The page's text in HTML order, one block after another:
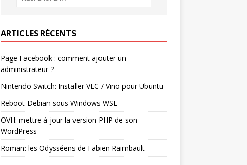
ARTICLES RÉCENTS
Page Facebook : comment ajouter un
administrateur ?
Nintendo Switch: Installer VLC / Vino pour Ubuntu
Reboot Debian sous Windows WSL
OVH: mettre à jour la version PHP de son
WordPress
Roman: les Odysséens de Fabien Raimbault